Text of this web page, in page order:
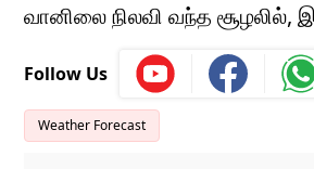
வானிலை நிலவி வந்த
Follow Us
Weather Forecast